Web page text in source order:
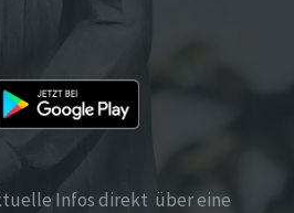
Infos direkt über eine